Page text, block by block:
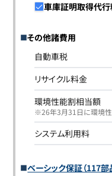
車庫証明取得代
その他諸費用
自動車税
リサイクル料金
環境性能割相当額
※26年3月31日に環境性
システム利用料
ベーシック保証（117部